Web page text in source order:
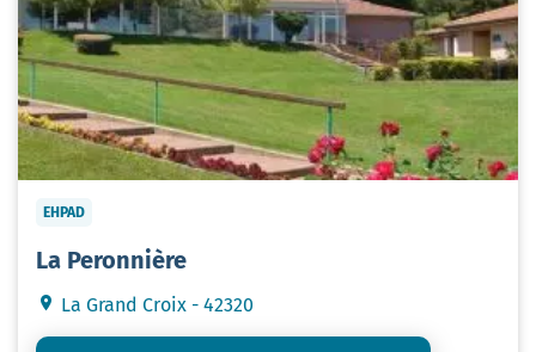
EHPAD
La Peronnière
La Grand Croix - 42320